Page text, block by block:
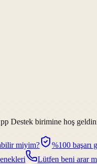
Destek birimine hoş
miyim?
%100 başarı
Lütfen beni arar